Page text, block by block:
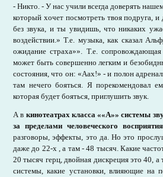
- Никто. - У нас учили всегда доверять
который хочет посмотреть твоя подруга,
без звука, и ты увидишь, что никаких
воздействии.» Т.е. музыка, как сказал
ожидание страха»». Т.е.
может быть совершенно легким и
состояния, что он: «Аах!» - и полон
там нечего бояться. Я порекомендовал
которая будет бояться, приглушить звук.
А в кинотеатрах класса ««А»» системы
за пределами человеческого восприятия
разговоры, эффекты, это да. Но это
даже до 22-х , а там - 48 тысяч. Какие
20 тысяч герц, двойная дискреция это 40,
системы, какие установки, влияющие на